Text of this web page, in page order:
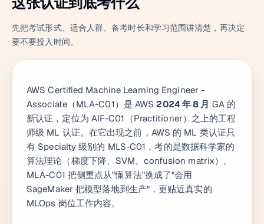
先把考试形式、适合人群、备考时长和学习范围讲清楚，再决定
要不要投入时间。
AWS Certified Machine Learning Engineer -
Associate（MLA-C01）是 AWS 2024 年 8 月 GA 的
新认证，定位为 AIF-C01（Practitioner）之上的工程
师级 ML 认证。在它出现之前，AWS 的 ML 类认证只
有 Specialty 级别的 MLS-C01，考的是数据科学家的
算法理论（梯度下降、SVM、confusion matrix）。
MLA-C01 把侧重点从"懂算法"换成了"会用
SageMaker 把模型落地到生产"，更贴近真实的
MLOps 岗位工作内容。